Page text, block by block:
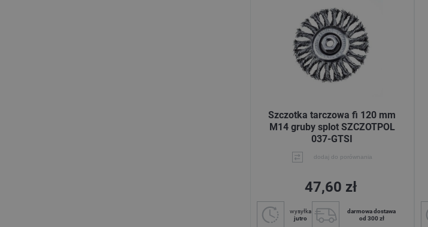
Szczotka tarczowa fi 120 mm
M14 gruby splot SZCZOTPOL
037-GTSI
dodaj do porównania
47,60 zł
wysyłka
jutro
darmowa dostawa
od 300 zł